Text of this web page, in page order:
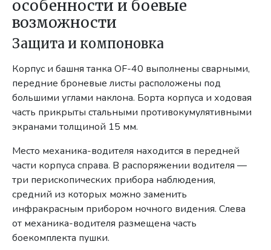
особенности и боевые
возможности
Защита и компоновка
Корпус и башня танка OF-40 выполнены сварными,
передние броневые листы расположены под
большими углами наклона. Борта корпуса и ходовая
часть прикрыты стальными противокумулятивными
экранами толщиной 15 мм.
Место механика-водителя находится в передней
части корпуса справа. В распоряжении водителя —
три перископических прибора наблюдения,
средний из которых можно заменить
инфракрасным прибором ночного видения. Слева
от механика-водителя размещена часть
боекомплекта пушки.